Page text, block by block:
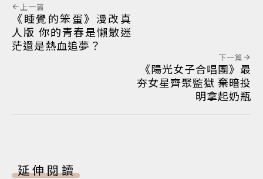
上一篇
《睡覺的笨蛋》漫改真
人版 你的青春是懶散迷
茫還是熱血追夢？
下一篇
《陽光女子合唱團》最
夯女星齊聚監獄 棄暗投
明拿起奶瓶
延伸閱讀